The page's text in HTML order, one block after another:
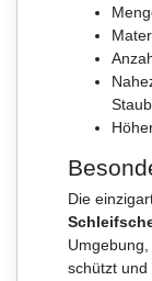
Die
schützt und